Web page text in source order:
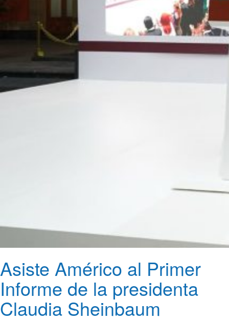
Asiste Américo al Primer
Informe de la presidenta
Claudia Sheinbaum